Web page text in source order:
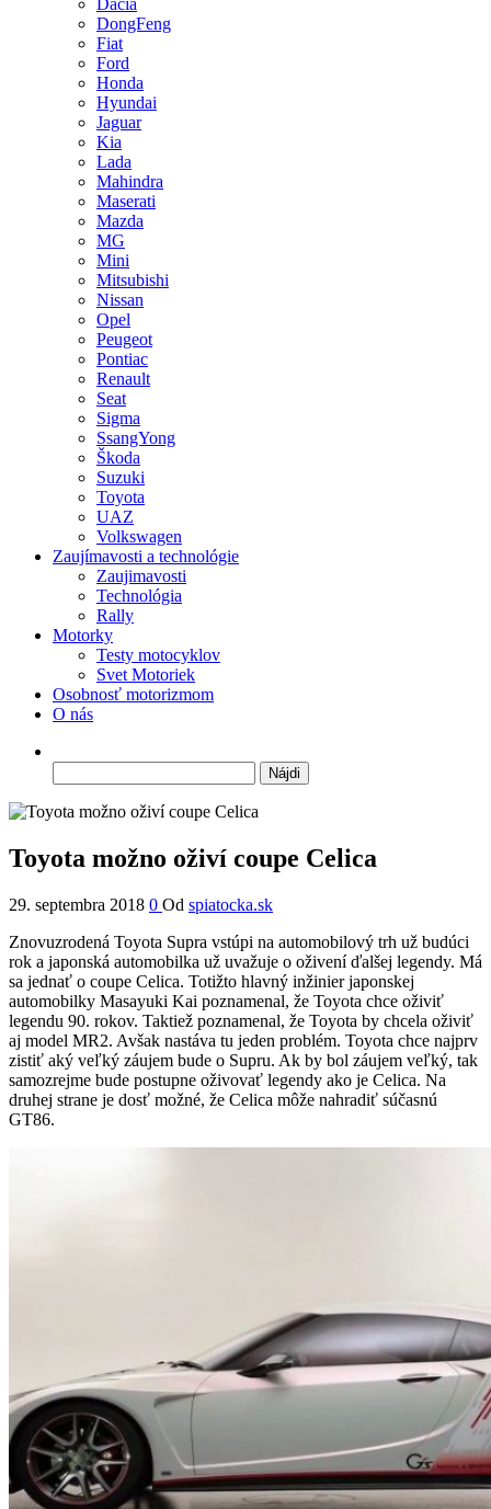
Dacia
DongFeng
Fiat
Ford
Honda
Hyundai
Jaguar
Kia
Lada
Mahindra
Maserati
Mazda
MG
Mini
Mitsubishi
Nissan
Opel
Peugeot
Pontiac
Renault
Seat
Sigma
SsangYong
Škoda
Suzuki
Toyota
UAZ
Volkswagen
Zaujímavosti a technológie
Zaujimavosti
Technológia
Rally
Motorky
Testy motocyklov
Svet Motoriek
Osobnosť motorizmom
O nás
Toyota možno oživí coupe Celica
29. septembra 2018 0 Od spiatocka.sk
Znovuzrodená Toyota Supra vstúpi na automobilový trh už budúci
rok a japonská automobilka už uvažuje o oživení ďalšej legendy. Má
sa jednať o coupe Celica. Totižto hlavný inžinier japonskej
automobilky Masayuki Kai poznamenal, že Toyota chce oživiť
legendu 90. rokov. Taktiež poznamenal, že Toyota by chcela oživiť
aj model MR2. Avšak nastáva tu jeden problém. Toyota chce najprv
zistiť aký veľký záujem bude o Supru. Ak by bol záujem veľký, tak
samozrejme bude postupne oživovať legendy ako je Celica. Na
druhej strane je dosť možné, že Celica môže nahradiť súčasnú
GT86.